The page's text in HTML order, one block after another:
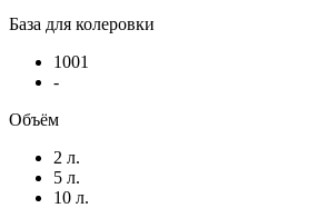
База для колеровки
1001
-
Объём
2 л.
5 л.
10 л.